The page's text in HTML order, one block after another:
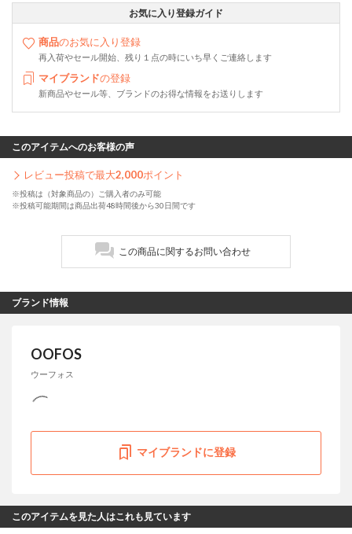
お気に入り登録ガイド
商品のお気に入り登録
再入荷やセール開始、残り１点の時にいち早くご連絡します
マイブランドの登録
新商品やセール等、ブランドのお得な情報をお送りします
このアイテムへのお客様の声
レビュー投稿で最大2,000ポイント
※投稿は（対象商品の）ご購入者のみ可能
※投稿可能期間は商品出荷48時間後から30日間です
この商品に関するお問い合わせ
ブランド情報
OOFOS
ウーフォス
マイブランドに登録
このアイテムを見た人はこれも見ています